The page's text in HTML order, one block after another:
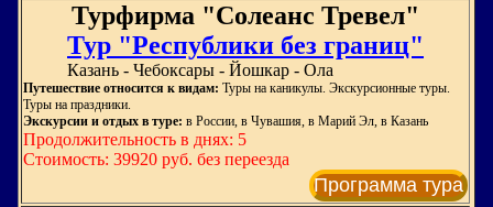
Турфирма "Солеанс Тревел"
Тур "Республики без границ"
Казань - Чебоксары - Йошкар - Ола
Путешествие относится к видам: Туры на каникулы. Экскурсионные туры.
Туры на праздники.
Экскурсии и отдых в туре: в России, в Чувашия, в Марий Эл, в Казань
Продолжительность в днях: 5
Стоимость: 39920 руб. без переезда
Программа тура